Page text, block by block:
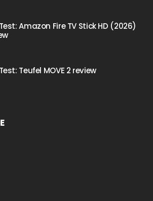
Amazon Fire TV Stick HD (2026)
Teufel MOVE 2 review